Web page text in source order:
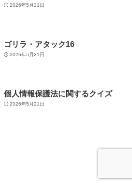
2026年5月21日
ゴリラ・アタック16
2026年5月21日
個人情報保護法に関するクイズ
2026年5月21日